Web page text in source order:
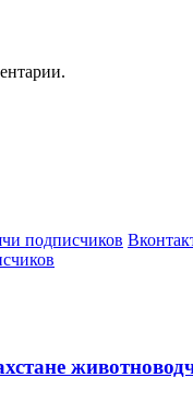
подписчиков